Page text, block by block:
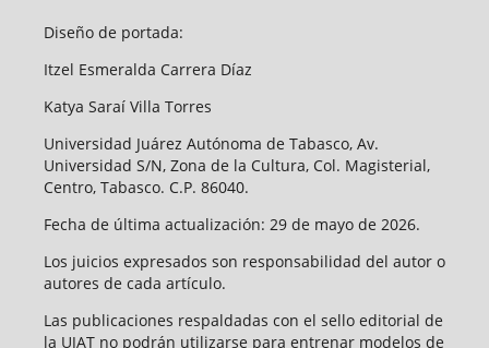
Diseño de portada:
Itzel Esmeralda Carrera Díaz
Katya Saraí Villa Torres
Universidad Juárez Autónoma de Tabasco, Av.
Universidad S/N, Zona de la Cultura, Col. Magisterial,
Centro, Tabasco. C.P. 86040.
Fecha de última actualización: 29 de mayo de 2026.
Los juicios expresados son responsabilidad del autor o
autores de cada artículo.
Las publicaciones respaldadas con el sello editorial de
la UJAT no podrán utilizarse para entrenar modelos de